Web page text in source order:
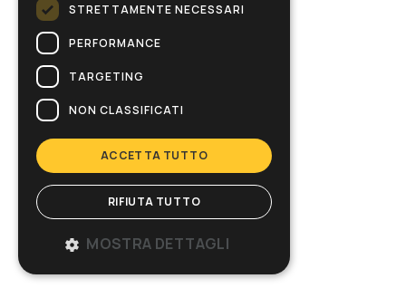
STRETTAMENTE NECESSARI
PERFORMANCE
TARGETING
NON CLASSIFICATI
ACCETTA TUTTO
RIFIUTA TUTTO
MOSTRA DETTAGLI